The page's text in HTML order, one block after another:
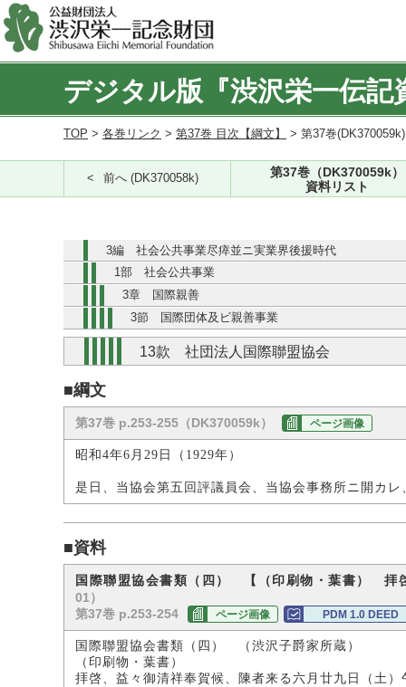
デジタル版『渋沢栄一伝記
TOP > 各巻リンク > 第37巻 目次【綱文】 > 第37巻
前へ (DK370058k)
第37巻（DK370059k）
資料リスト
3編 社会公共事業尽瘁並ニ実業界後援時代
1部 社会公共事業
3章 国際親善
3節 国際団体及ビ親善事業
13款 社団法人国際聯盟協会
■綱文
第37巻 p.253-255（DK370059k） ページ画像
昭和4年6月29日（1929年）
是日、当協会第五回評議員会、当協会事務所ニ開カ
■資料
国際聯盟協会書類（四） 【（印刷物・葉書） 拝
01）
第37巻 p.253-254
ページ画像 PDM 1.0 DEED
国際聯盟協会書類（四） （渋沢子爵家所蔵）
（印刷物・葉書）
拝啓、益々御清祥奉賀候、陳者来る六月廿九日（土